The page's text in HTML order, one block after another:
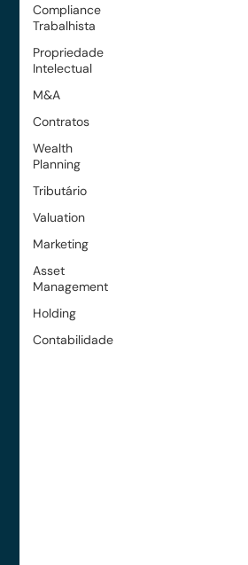
Compliance
Trabalhista
Propriedade
Intelectual
M&A
Contratos
Wealth
Planning
Tributário
Valuation
Marketing
Asset
Management
Holding
Contabilidade